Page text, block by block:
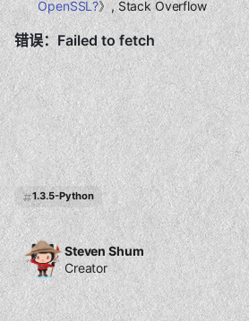
Steven Shum
Creator
OpenSSL?》, Stack Overflow
1.3.5-Python